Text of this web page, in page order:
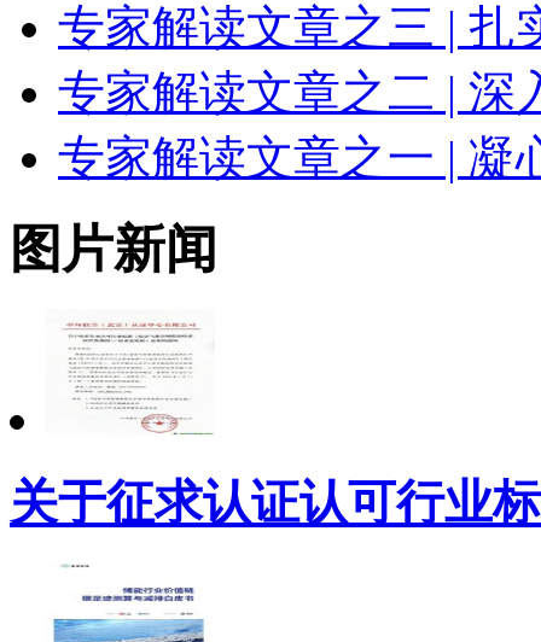
专家解读文章之三 | 扎
专家解读文章之二 | 深
专家解读文章之一 | 凝
图片新闻
关于征求认证认可行业